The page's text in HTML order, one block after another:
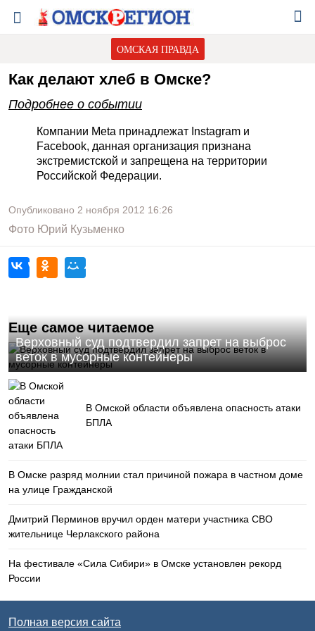
ОМСКАЯ ПРАВДА
Как делают хлеб в Омске?
Подробнее о событии
Компании Meta принадлежат Instagram и
Facebook, данная организация признана
экстремистской и запрещена на территории
Российской Федерации.
Опубликовано 2 ноября 2012 16:26
Фото Юрий Кузьменко
Еще самое читаемое
Верховный суд подтвердил запрет на выброс
веток в мусорные контейнеры
В Омской области объявлена опасность атаки
БПЛА
В Омске разряд молнии стал причиной пожара в частном доме
на улице Гражданской
Дмитрий Перминов вручил орден матери участника СВО
жительнице Черлакского района
На фестивале «Сила Сибири» в Омске установлен рекорд
России
Полная версия сайта